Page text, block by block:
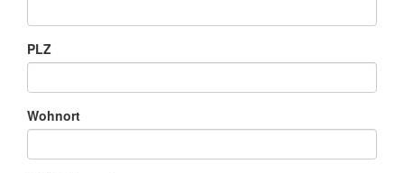
PLZ
Wohnort